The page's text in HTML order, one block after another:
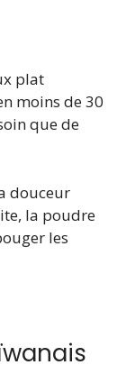
plat
moins de 30
que de
douceur
la poudre
les